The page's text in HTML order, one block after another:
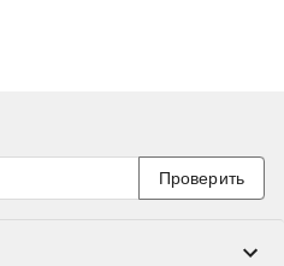
Проверить